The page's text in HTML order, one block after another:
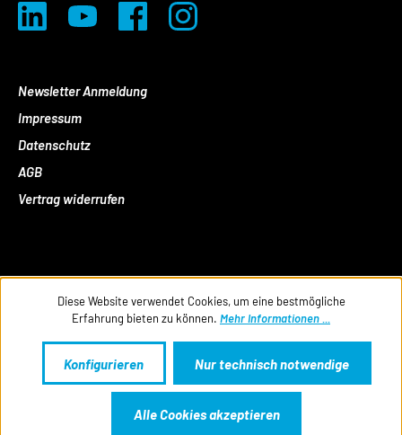
Newsletter Anmeldung
Impressum
Datenschutz
AGB
Vertrag widerrufen
Diese Website verwendet Cookies, um eine bestmögliche
Erfahrung bieten zu können. Mehr Informationen ...
Nur technisch notwendige
Konfigurieren
Alle Cookies akzeptieren